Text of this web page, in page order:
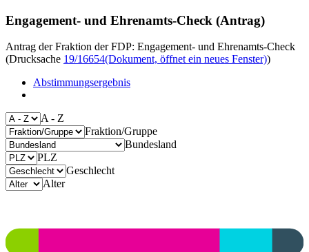
Engagement- und Ehrenamts-Check (Antrag)
Antrag der Fraktion der FDP: Engagement- und Ehrenamts-Check
(Drucksache 19/16654(Dokument, öffnet ein neues Fenster))
Abstimmungsergebnis
A - Z
Fraktion/Gruppe
Bundesland
PLZ
Geschlecht
Alter